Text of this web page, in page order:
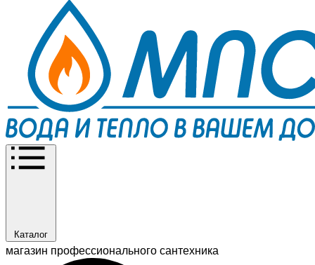
Каталог
магазин профессионального сантехника